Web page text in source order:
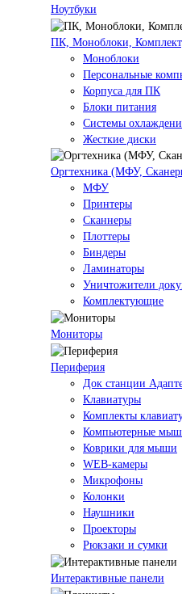
Ноутбуки
ПК, Моноблоки,
Моноблоки
Персональные
Корпуса для ПК
Блоки питания
Системы
Жесткие диски
Оргтехника (МФУ,
МФУ
Принтеры
Сканнеры
Плоттеры
Биндеры
Ламинаторы
Уничтожители
Комплектующие
Мониторы
Периферия
Док станции
Клавиатуры
Комплекты
Компьютерные
Коврики для мыши
WEB-камеры
Микрофоны
Колонки
Наушники
Проекторы
Рюкзаки и сумки
Интерактивные панели